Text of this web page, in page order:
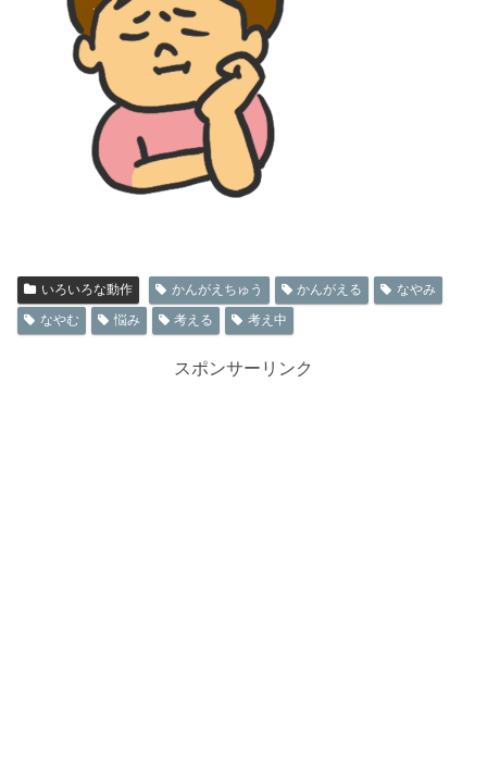
いろいろな動作 かんがえちゅう かんがえる
なやみ
なやむ
悩み 考える 考え中
スポンサーリンク